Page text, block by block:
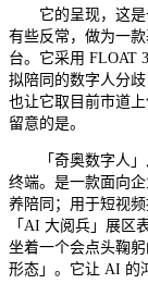
它的呈现，这是
有些反常，做为一
台。它采用 FLOAT
拟陪同的数字人分
也让它取目前市道
留意的是。
「奇奥数字人」
终端。是一款面向
养陪同；用于短视
「AI 大阅兵」展区
坐着一个会点头鞠
形态」。它让 AI 的